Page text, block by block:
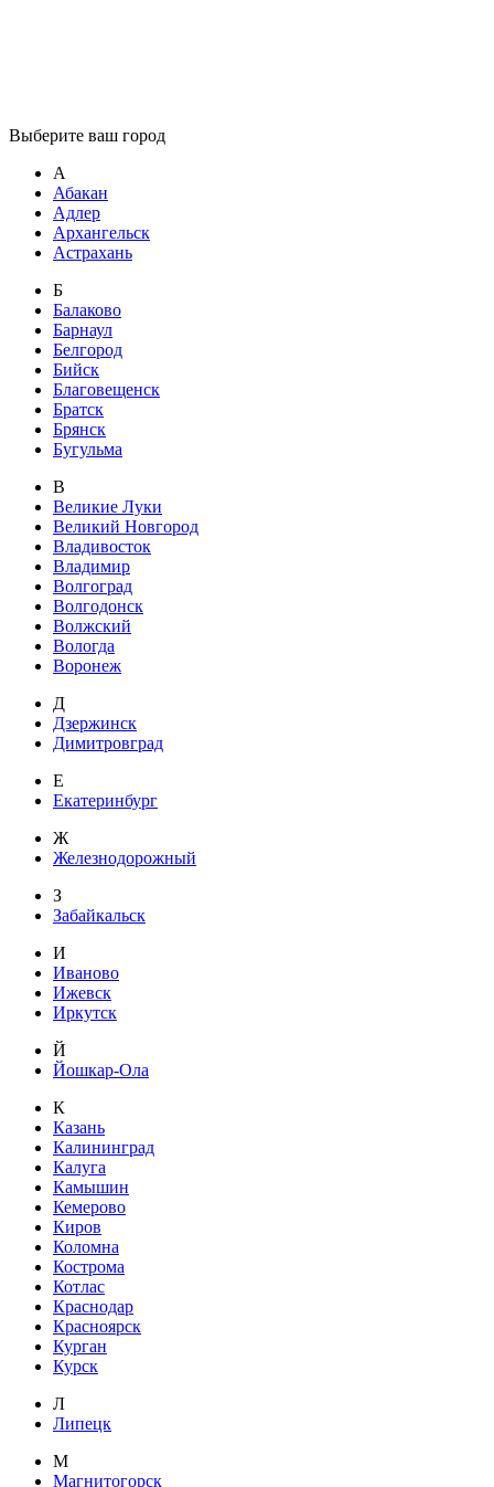
Выберите ваш город
А
Абакан
Адлер
Архангельск
Астрахань
Б
Балаково
Барнаул
Белгород
Бийск
Благовещенск
Братск
Брянск
Бугульма
В
Великие Луки
Великий Новгород
Владивосток
Владимир
Волгоград
Волгодонск
Волжский
Вологда
Воронеж
Д
Дзержинск
Димитровград
Е
Екатеринбург
Ж
Железнодорожный
З
Забайкальск
И
Иваново
Ижевск
Иркутск
Й
Йошкар-Ола
К
Казань
Калининград
Калуга
Камышин
Кемерово
Киров
Коломна
Кострома
Котлас
Краснодар
Красноярск
Курган
Курск
Л
Липецк
М
Магнитогорск